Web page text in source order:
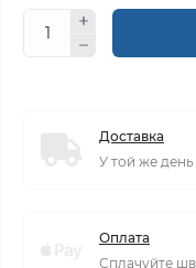
Доставка
У той же день
Оплата
Сплачуйте